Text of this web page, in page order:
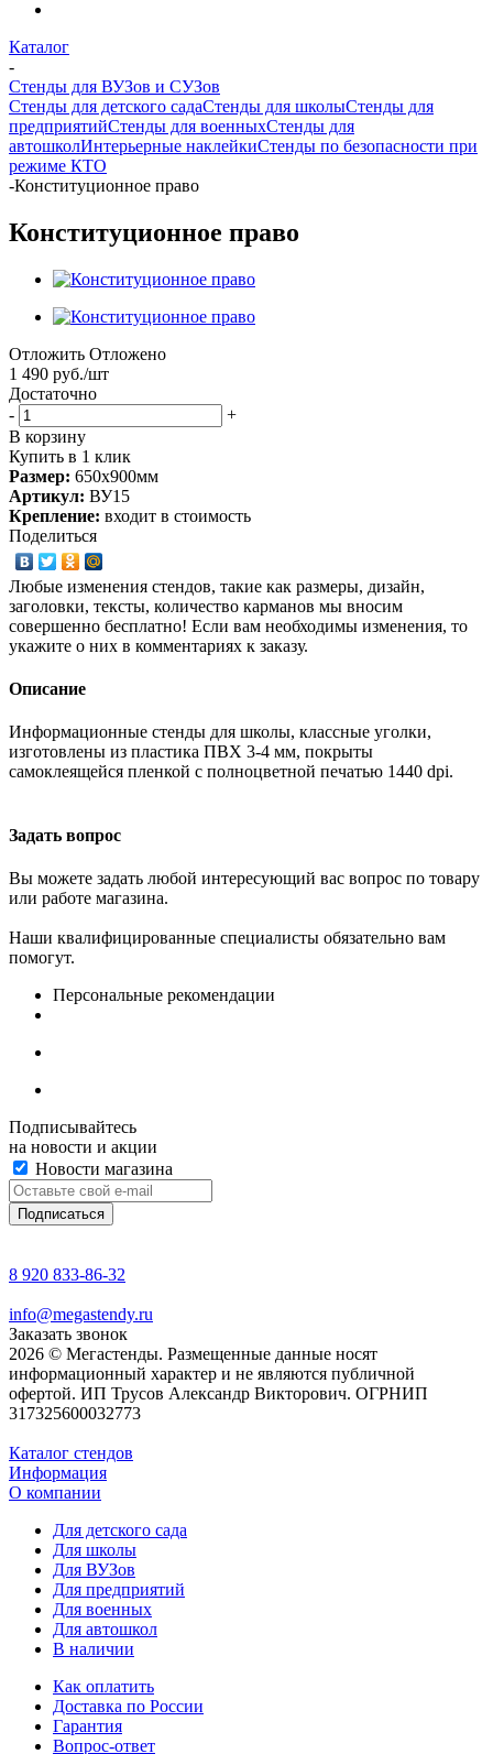
Каталог
-
Стенды для ВУЗов и СУЗов
Стенды для детского садаСтенды для школыСтенды для
предприятийСтенды для военныхСтенды для
автошколИнтерьерные наклейкиСтенды по безопасности при
режиме КТО
-Конституционное право
Конституционное право
Отложить Отложено
1 490 руб./шт
Достаточно
-
+
В корзину
Купить в 1 клик
Размер: 650х900мм
Артикул: ВУ15
Крепление: входит в стоимость
Поделиться
Любые изменения стендов, такие как размеры, дизайн,
заголовки, тексты, количество карманов мы вносим
совершенно бесплатно! Если вам необходимы изменения, то
укажите о них в комментариях к заказу.
Описание
Информационные стенды для школы, классные уголки,
изготовлены из пластика ПВХ 3-4 мм, покрыты
самоклеящейся пленкой с полноцветной печатью 1440 dpi.
Задать вопрос
Вы можете задать любой интересующий вас вопрос по товару
или работе магазина.
Наши квалифицированные специалисты обязательно вам
помогут.
Персональные рекомендации
Подписывайтесь
на новости и акции
Новости магазина
8 920 833-86-32
info@megastendy.ru
Заказать звонок
2026 © Мегастенды. Размещенные данные носят
информационный характер и не являются публичной
офертой. ИП Трусов Александр Викторович. ОГРНИП
317325600032773
Каталог стендов
Информация
О компании
Для детского сада
Для школы
Для ВУЗов
Для предприятий
Для военных
Для автошкол
В наличии
Как оплатить
Доставка по России
Гарантия
Вопрос-ответ